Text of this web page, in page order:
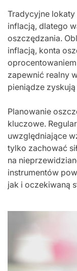
Tradycyjne
inflacją, dlatego
oszczędzania.
inflacją, konta
zapewnić realny
pieniądze
Planowanie
kluczowe.
uwzględniające
tylko zachować
na
instrumentów
jak i oczekiwaną